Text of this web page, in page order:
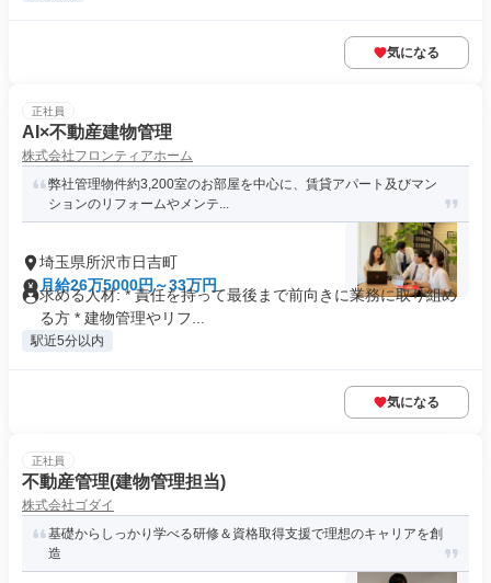
気になる
正社員
AI×不動産建物管理
株式会社フロンティアホーム
弊社管理物件約3,200室のお部屋を中心に、賃貸アパート及びマン
ションのリフォームやメンテ...
埼玉県所沢市日吉町
月給26万5000円～33万円
求める人材: * 責任を持って最後まで前向きに業務に取り組め
る方 * 建物管理やリフ...
駅近5分以内
気になる
正社員
不動産管理(建物管理担当)
株式会社ゴダイ
基礎からしっかり学べる研修＆資格取得支援で理想のキャリアを創
造